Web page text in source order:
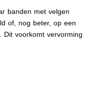
banden met velgen
of, nog beter, op een
Dit voorkomt vervorming